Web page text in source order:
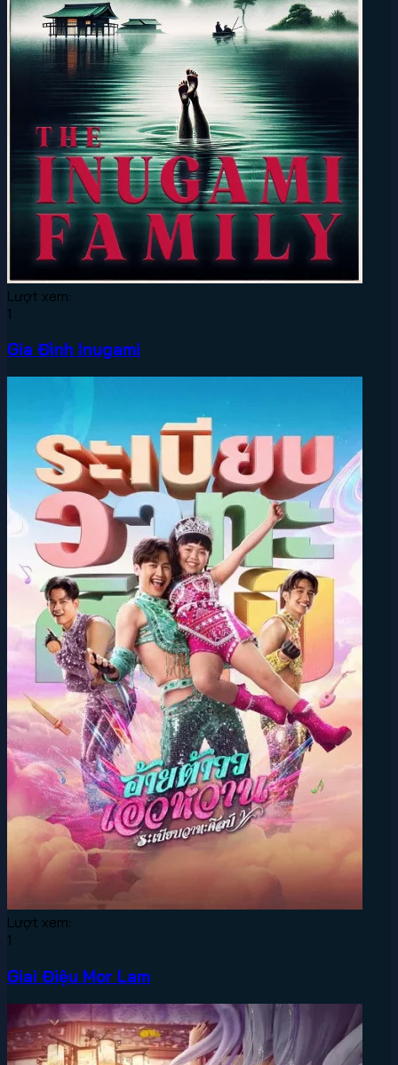
Lượt xem:
1
Gia Đình Inugami
Lượt xem:
1
Giai Điệu Mor Lam